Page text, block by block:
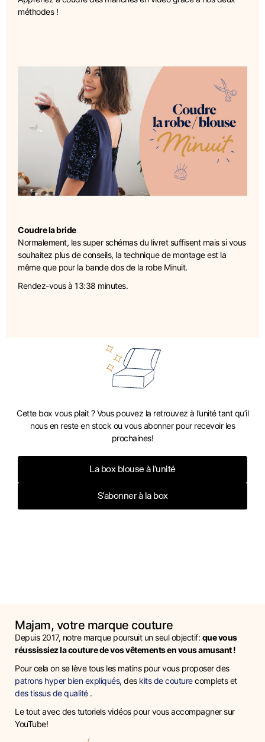
méthodes !
Coudre la bride
Normalement, les super schémas du livret suffisent mais si vous
souhaitez plus de conseils, la technique de montage est la
même que pour la bande dos de la robe Minuit.
Rendez-vous à 13:38 minutes.
Cette box vous plait ? Vous pouvez la retrouvez à l’unité tant qu’il
nous en reste en stock ou vous abonner pour recevoir les
prochaines!
La box blouse à l'unité
S'abonner à la box
Majam, votre marque couture
Depuis 2017, notre marque poursuit un seul objectif: que vous
réussissiez la couture de vos vêtements en vous amusant !
Pour cela on se lève tous les matins pour vous proposer des
patrons hyper bien expliqués, des kits de couturecomplets et
des tissus de qualité.
Le tout avec des tutoriels vidéos pour vous accompagner sur
YouTube!